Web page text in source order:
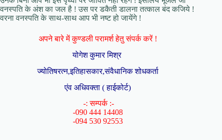
वनस्पति के अंश का जल है ! उस पर डकैती डालना तत्काल बंद कजिये !
वरना वनस्पति के साथ-साथ आप भी नष्ट हो जायेंगे !
अपने बारे में कुण्डली परामर्श हेतु संपर्क करें !
योगेश कुमार मिश्र
ज्योतिषरत्न,इतिहासकार,संवैधानिक शोधकर्ता
एंव अधिवक्ता ( हाईकोर्ट)
-: सम्पर्क :-
-090 444 14408
-094 530 92553